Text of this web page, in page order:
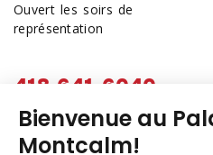
Ouvert les soirs de
représentation
418 641-6040
1 877 641-6040
billetterie@palaismontcalm.ca